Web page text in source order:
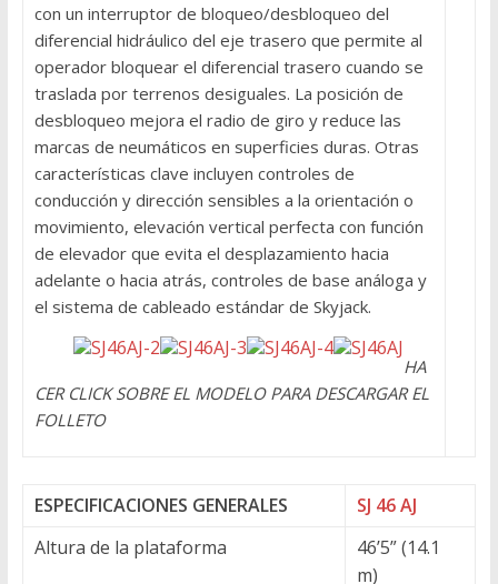
con un interruptor de bloqueo/desbloqueo del
diferencial hidráulico del eje trasero que permite al
operador bloquear el diferencial trasero cuando se
traslada por terrenos desiguales. La posición de
desbloqueo mejora el radio de giro y reduce las
marcas de neumáticos en superficies duras. Otras
características clave incluyen controles de
conducción y dirección sensibles a la orientación o
movimiento, elevación vertical perfecta con función
de elevador que evita el desplazamiento hacia
adelante o hacia atrás, controles de base análoga y
el sistema de cableado estándar de Skyjack.
HA
CER CLICK SOBRE EL MODELO PARA DESCARGAR EL
FOLLETO
ESPECIFICACIONES GENERALES
SJ 46 AJ
Altura de la plataforma
46’5” (14.1
m)